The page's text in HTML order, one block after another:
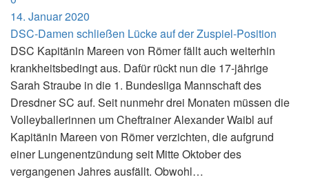
14. Januar 2020
DSC-Damen schließen Lücke auf der Zuspiel-Position
DSC Kapitänin Mareen von Römer fällt auch weiterhin
krankheitsbedingt aus. Dafür rückt nun die 17-jährige
Sarah Straube in die 1. Bundesliga Mannschaft des
Dresdner SC auf. Seit nunmehr drei Monaten müssen die
Volleyballerinnen um Cheftrainer Alexander Waibl auf
Kapitänin Mareen von Römer verzichten, die aufgrund
einer Lungenentzündung seit Mitte Oktober des
vergangenen Jahres ausfällt. Obwohl…